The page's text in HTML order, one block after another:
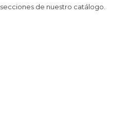
secciones de nuestro catálogo.